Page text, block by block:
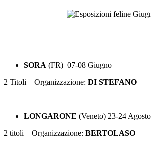
SORA (FR) 07-08 Giugno
2 Titoli – Organizzazione: DI STEFANO
LONGARONE (Veneto) 23-24 Agosto
2 titoli – Organizzazione: BERTOLASO